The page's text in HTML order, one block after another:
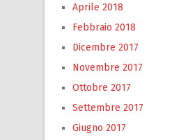
Aprile 2018
Febbraio 2018
Dicembre 2017
Novembre 2017
Ottobre 2017
Settembre 2017
Giugno 2017